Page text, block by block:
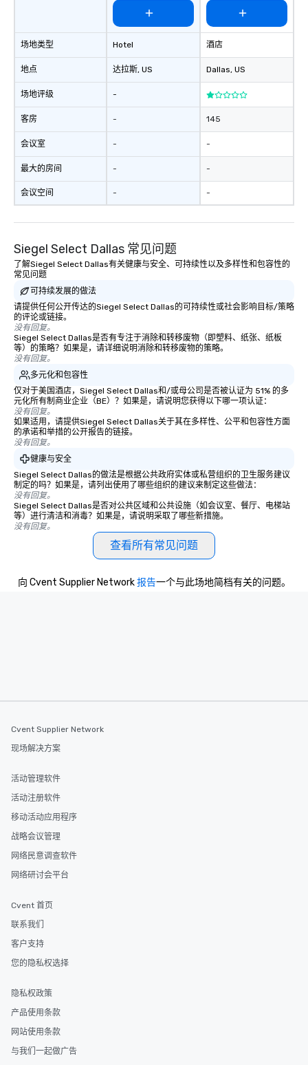
场地类型
地点
场地评级
客房
会议室
最大的房间
会议空间
Hotel
达拉斯, US
-
-
-
-
-
酒店
Dallas, US
145
-
-
-
Siegel Select Dallas 常见问题
了解Siegel Select Dallas有关健康与安全、可持续性以及多样性和包容性的
常见问题
可持续发展的做法
请提供任何公开传达的Siegel Select Dallas的可持续性或社会影响目标/策略
的评论或链接。
没有回复。
Siegel Select Dallas是否有专注于消除和转移废物（即塑料、纸张、纸板
等）的策略？如果是，请详细说明消除和转移废物的策略。
没有回复。
多元化和包容性
仅对于美国酒店，Siegel Select Dallas和/或母公司是否被认证为 51% 的多
元化所有制商业企业（BE）？如果是，请说明您获得以下哪一项认证：
没有回复。
如果适用，请提供Siegel Select Dallas关于其在多样性、公平和包容性方面
的承诺和举措的公开报告的链接。
没有回复。
健康与安全
Siegel Select Dallas的做法是根据公共政府实体或私营组织的卫生服务建议
制定的吗？如果是，请列出使用了哪些组织的建议来制定这些做法：
没有回复。
Siegel Select Dallas是否对公共区域和公共设施（如会议室、餐厅、电梯站
等）进行清洁和消毒？如果是，请说明采取了哪些新措施。
没有回复。
查看所有常见问题
向 Cvent Supplier Network报告一个与此场地简档有关的问题。
Cvent Supplier Network
现场解决方案
活动管理软件
活动注册软件
移动活动应用程序
战略会议管理
网络民意调查软件
网络研讨会平台
Cvent 首页
联系我们
客户支持
您的隐私权选择
隐私权政策
产品使用条款
网站使用条款
与我们一起做广告